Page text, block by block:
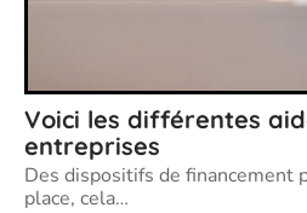
Voici les différentes
entreprises
Des dispositifs de financement
place, cela…